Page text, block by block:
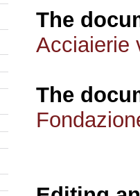
The
Acciaierie
The